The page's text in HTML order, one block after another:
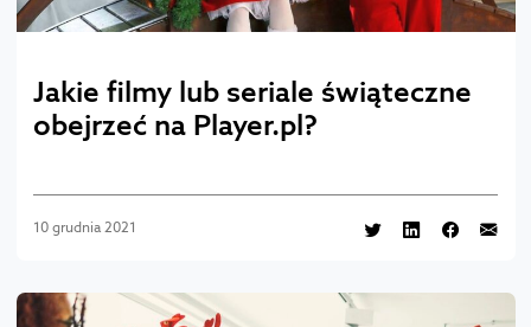
Jakie filmy lub seriale świąteczne
obejrzeć na Player.pl?
10 grudnia 2021